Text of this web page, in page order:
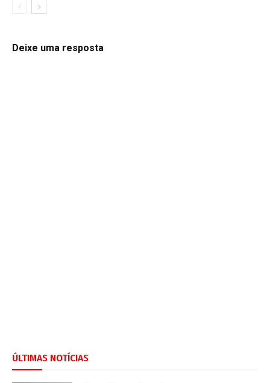
Deixe uma resposta
ÚLTIMAS NOTÍCIAS